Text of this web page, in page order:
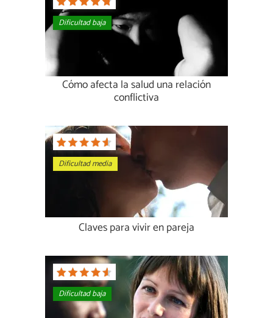
Dificultad baja
Cómo afecta la salud una relación
conflictiva
Dificultad media
Claves para vivir en pareja
Dificultad baja